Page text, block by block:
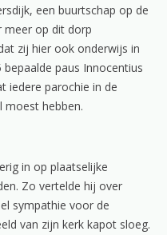
een buurtschap op de
meer op dit dorp
zij hier ook onderwijs in
paus Innocentius
iedere parochie in de
moest hebben.
in op plaatselijke
Zo vertelde hij over
sympathie voor de
van zijn kerk kapot sloeg.